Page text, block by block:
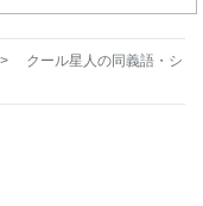
> クール星人の同義語・シ